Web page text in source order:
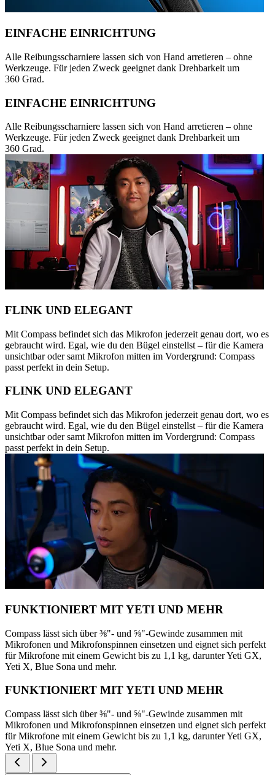
EINFACHE EINRICHTUNG
Alle Reibungsscharniere lassen sich von Hand arretieren – ohne
Werkzeuge. Für jeden Zweck geeignet dank Drehbarkeit um
360 Grad.
EINFACHE EINRICHTUNG
Alle Reibungsscharniere lassen sich von Hand arretieren – ohne
Werkzeuge. Für jeden Zweck geeignet dank Drehbarkeit um
360 Grad.
FLINK UND ELEGANT
Mit Compass befindet sich das Mikrofon jederzeit genau dort, wo es
gebraucht wird. Egal, wie du den Bügel einstellst – für die Kamera
unsichtbar oder samt Mikrofon mitten im Vordergrund: Compass
passt perfekt in dein Setup.
FLINK UND ELEGANT
Mit Compass befindet sich das Mikrofon jederzeit genau dort, wo es
gebraucht wird. Egal, wie du den Bügel einstellst – für die Kamera
unsichtbar oder samt Mikrofon mitten im Vordergrund: Compass
passt perfekt in dein Setup.
FUNKTIONIERT MIT YETI UND MEHR
Compass lässt sich über ⅜"- und ⅝"-Gewinde zusammen mit
Mikrofonen und Mikrofonspinnen einsetzen und eignet sich perfekt
für Mikrofone mit einem Gewicht bis zu 1,1 kg, darunter Yeti GX,
Yeti X, Blue Sona und mehr.
FUNKTIONIERT MIT YETI UND MEHR
Compass lässt sich über ⅜"- und ⅝"-Gewinde zusammen mit
Mikrofonen und Mikrofonspinnen einsetzen und eignet sich perfekt
für Mikrofone mit einem Gewicht bis zu 1,1 kg, darunter Yeti GX,
Yeti X, Blue Sona und mehr.